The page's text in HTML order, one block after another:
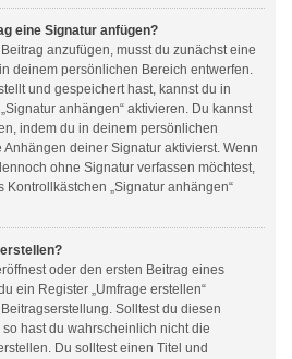
eine Signatur anfügen?
anzufügen, musst du zunächst eine
deinem persönlichen Bereich entwerfen.
und gespeichert hast, kannst du in
anhängen“ aktivieren. Du kannst
indem du in deinem persönlichen
deiner Signatur aktivierst. Wenn
ohne Signatur verfassen möchtest,
Kontrollkästchen „Signatur anhängen“
oder den ersten Beitrag eines
ein Register „Umfrage erstellen“
Solltest du diesen
hast du wahrscheinlich nicht die
Du solltest einen Titel und